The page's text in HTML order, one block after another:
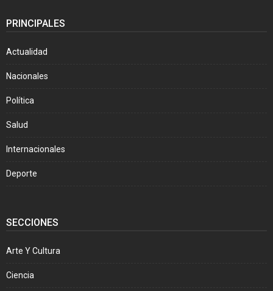
PRINCIPALES
Actualidad
Nacionales
Política
Salud
Internacionales
Deporte
SECCIONES
Arte Y Cultura
Ciencia